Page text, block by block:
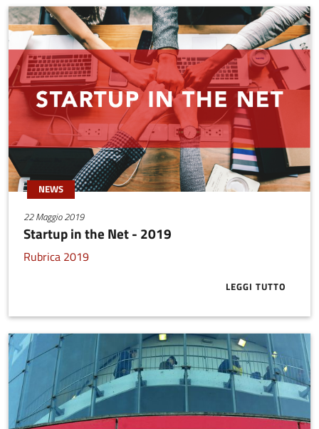
NEWS
22 Maggio 2019
Startup in the Net - 2019
Rubrica 2019
LEGGI TUTTO
ABOUT